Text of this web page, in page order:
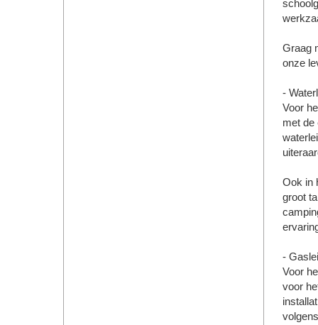
Graag
onze
-
Voor
met de
Ook in
groot
-
Voor
voor